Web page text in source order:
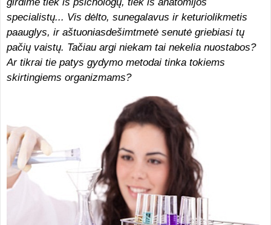
specialistų... Vis dėlto, sunegalavus ir keturiolikmetis
paauglys, ir aštuoniasdešimtmetė senutė griebiasi tų
pačių vaistų. Tačiau argi niekam tai nekelia nuostabos?
Ar tikrai tie patys gydymo metodai tinka tokiems
skirtingiems organizmams?